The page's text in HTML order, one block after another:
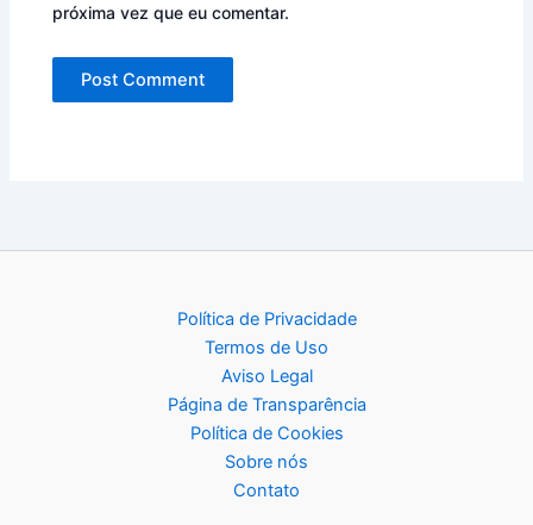
próxima vez que eu comentar.
Política de Privacidade
Termos de Uso
Aviso Legal
Página de Transparência
Política de Cookies
Sobre nós
Contato